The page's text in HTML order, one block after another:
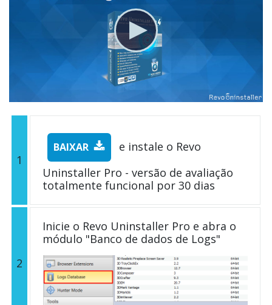
1
BAIXAR
e instale o Revo
Uninstaller Pro - versão de avaliação
totalmente funcional por 30 dias
2
Inicie o Revo Uninstaller Pro e abra o
módulo "Banco de dados de Logs"